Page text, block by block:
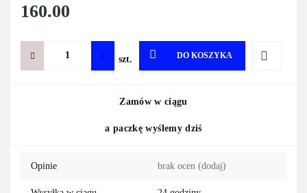
160.00
szt. DO KOSZYKA
Zamów w ciągu
a paczkę wyślemy dziś
Opinie brak ocen (dodaj)